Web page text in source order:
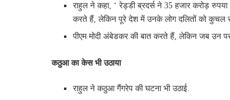
राहुल ने कहा, ‘ रेड्डी ब्रदर्स ने 35 हजार करोड़
करते हैं, लेकिन पूरे देश में उनके लोग दलितों को कुचल
पीएम मोदी अंबेडकर की बात करते हैं, लेकिन जब उन
कठुआ का केस भी उठाया
राहुल ने कठुआ गैंगरेप की घटना भी उठाई.